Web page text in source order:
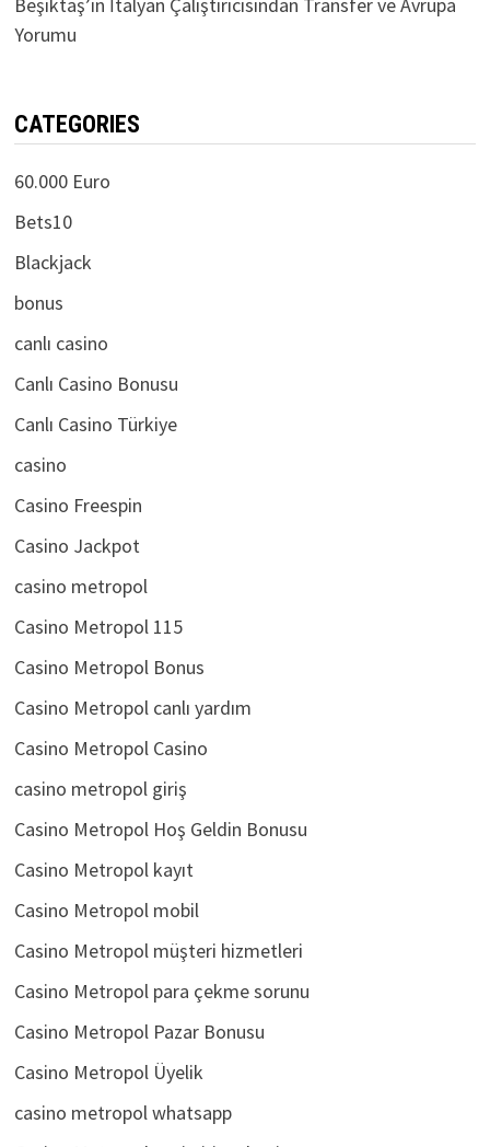
Beşiktaş’ın İtalyan Çalıştırıcısından Transfer ve Avrupa
CATEGORIES
Blackjack
Canlı Casino Türkiye
Casino Freespin
Casino Jackpot
casino metropol
Casino Metropol 115
Casino Metropol Bonus
Casino Metropol canlı yardım
Casino Metropol Casino
casino metropol giriş
Casino Metropol Hoş Geldin Bonusu
Casino Metropol kayıt
Casino Metropol mobil
Casino Metropol müşteri hizmetleri
Casino Metropol para çekme sorunu
Casino Metropol Pazar Bonusu
Casino Metropol Üyelik
casino metropol whatsapp